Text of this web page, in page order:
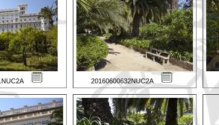
20160600632NUC2A